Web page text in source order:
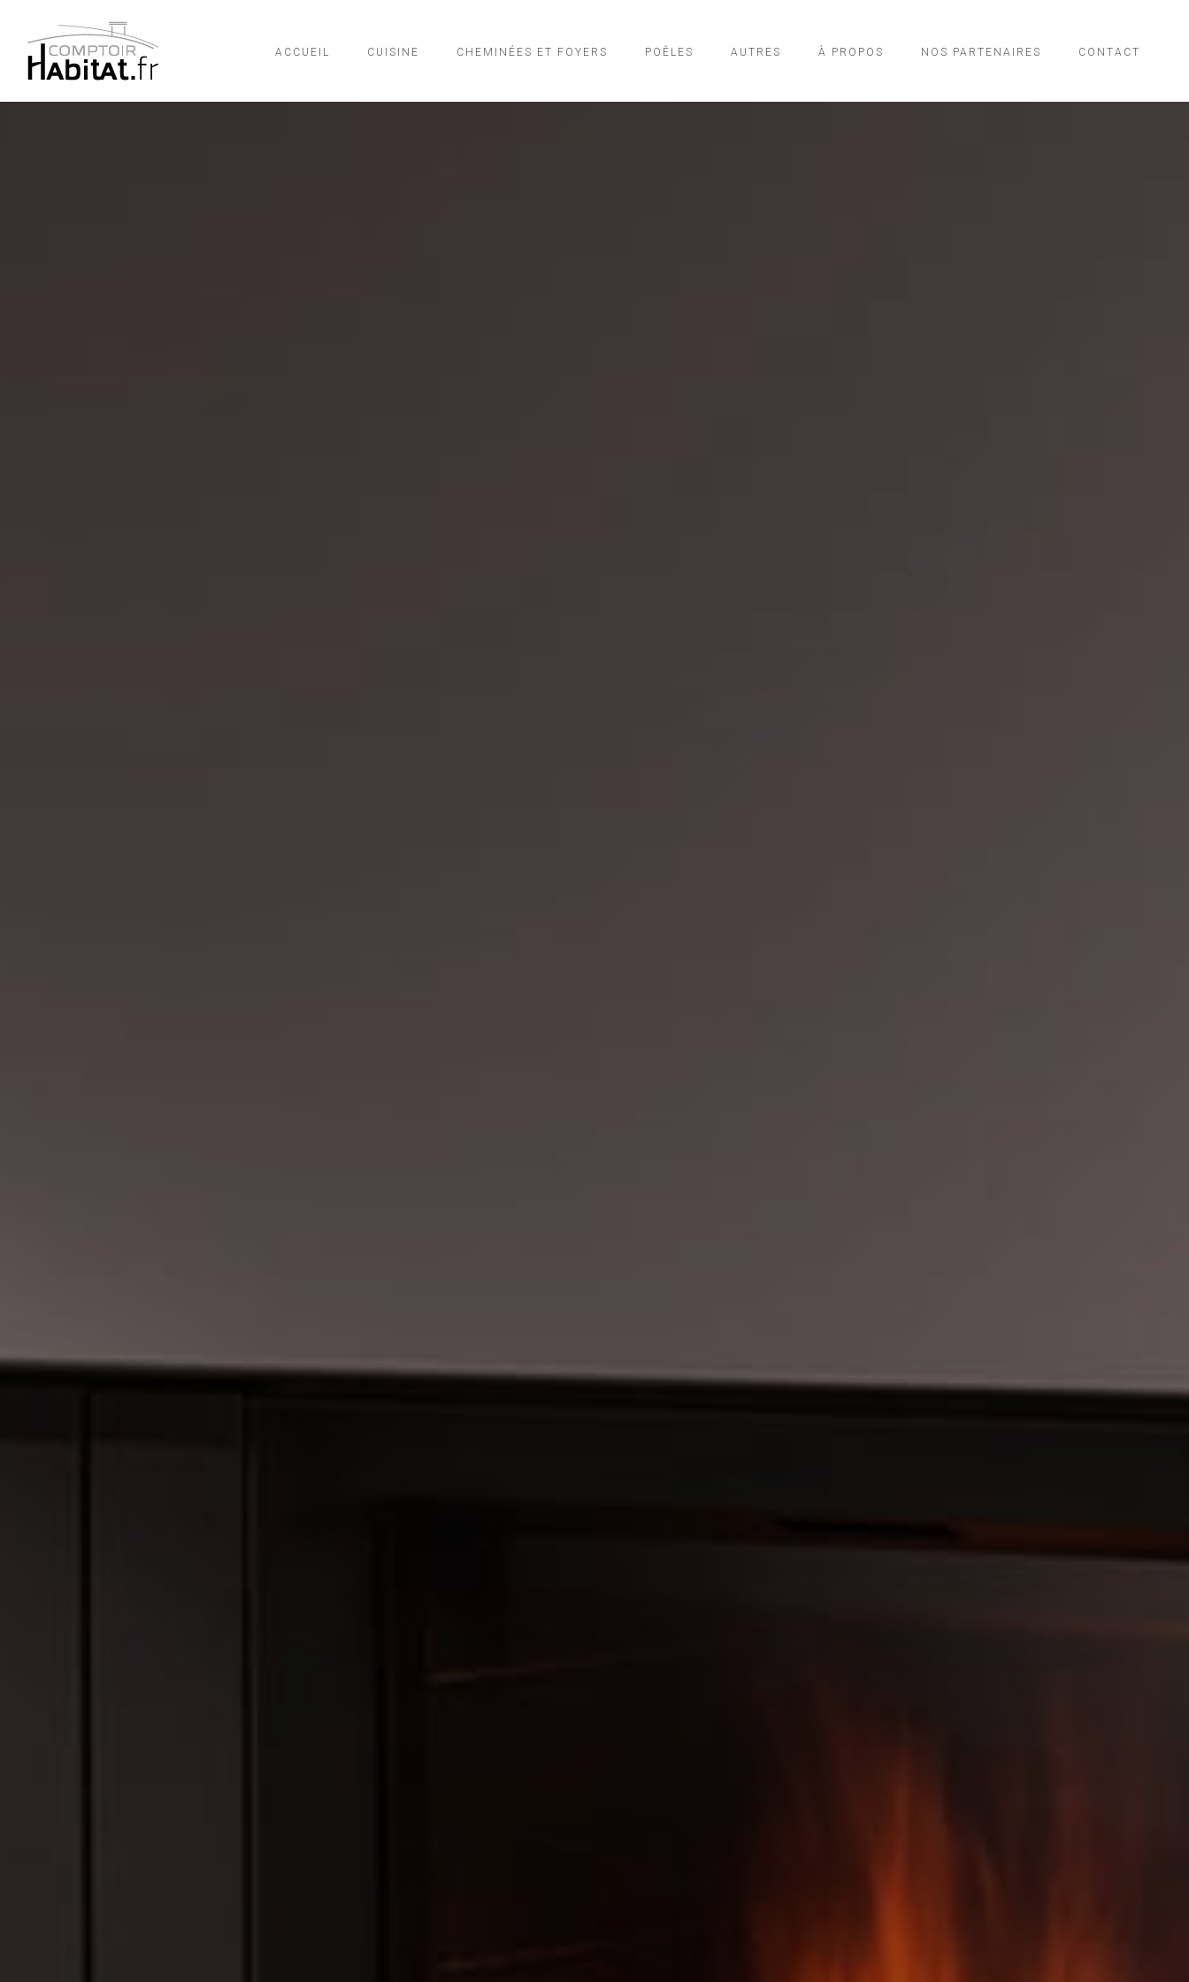
ACCUEIL CUISINE CHEMINÉES ET FOYERS POÊLES AUTRES À PROPOS NOS PARTENAIRES CONTACT